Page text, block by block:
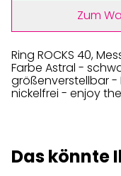
Zum
Ring ROCKS 40,
Farbe Astral -
größenverstellbar -
nickelfrei - enjoy
Das könnte